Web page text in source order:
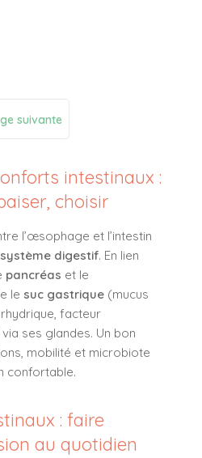
suivante
intestinaux :
choisir
l’œsophage et l’intestin
système digestif. En lien
pancréas et le
le suc gastrique (mucus
facteur
ses glandes. Un bon
mobilité et microbiote
confortable.
: faire
au quotidien